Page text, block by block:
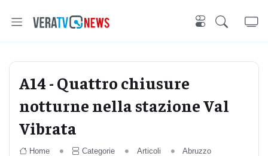
A14 - Quattro chiusure
notturne nella stazione Val
Vibrata
Home Categorie Articoli
Abruzzo